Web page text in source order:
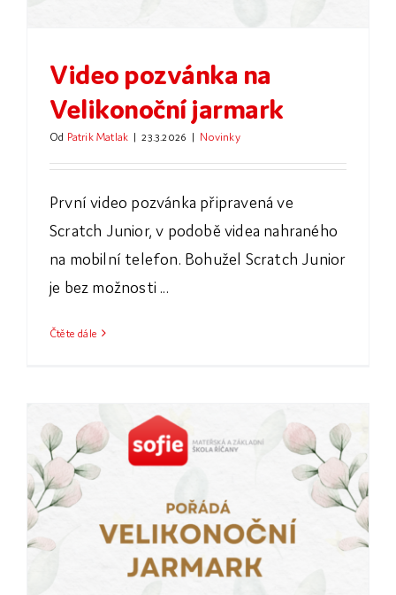
Video pozvánka na
Velikonoční jarmark
Od Patrik Matlak | 23.3.2026 | Novinky
První video pozvánka připravená ve
Scratch Junior, v podobě videa nahraného
na mobilní telefon. Bohužel Scratch Junior
je bez možnosti ...
Čtěte dále